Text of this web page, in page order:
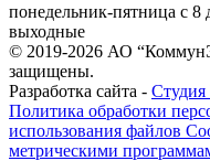
понедельник-пятница с 8
выходные
© 2019-2026 АО
защищены.
Разработка сайта -
Политика обработки
использования файлов
метрическими